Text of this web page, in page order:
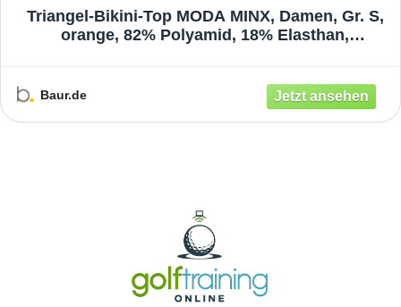
Triangel-Bikini-Top MODA MINX, Damen, Gr. S,
orange, 82% Polyamid, 18% Elasthan,
Baur.de